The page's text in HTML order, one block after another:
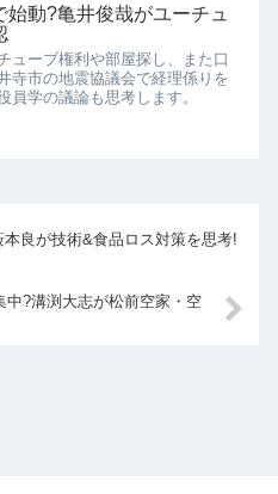
動?亀井俊哉がユーチュ
ューブ権利や部屋探し、また口
寺市の地震協議会で経理係りを
員学の議論も思考します。
良が技術&食品ロス対策を思考!
?溝渕大志が松前空家・空